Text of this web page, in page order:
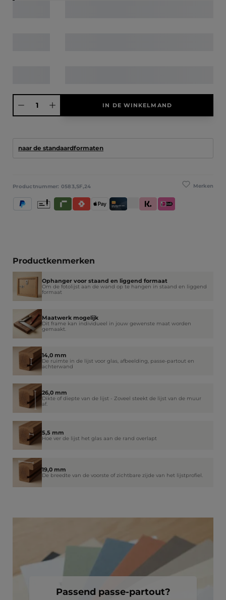
Producthoeveelheid: Voer de gewenste hoeveelheid in of gebruik de
IN DE WINKELMAND
naar de standaardformaten
Merken
Productnummer: 0583,SF,24
PayPal RivertySatispayApple PayCreditcard / BetaalpasKlarna (Achteraf betalen /
iDeal IN3
Vooruitbetaling
Productkenmerken
Ophanger voor staand en liggend formaat
Om de fotolijst aan de wand op te hangen in staand en liggend
formaat
Maatwerk mogelijk
Dit frame kan individueel in jouw gewenste maat worden
gemaakt.
14,0 mm
De ruimte in de lijst voor glas, afbeelding, passe-partout en
achterwand
26,0 mm
Dikte of diepte van de lijst - Zoveel steekt de lijst van de muur
af.
5,5 mm
Hoe ver de lijst het glas aan de rand overlapt
19,0 mm
De breedte van de voorste of zichtbare zijde van het lijstprofiel.
Passend passe-partout?